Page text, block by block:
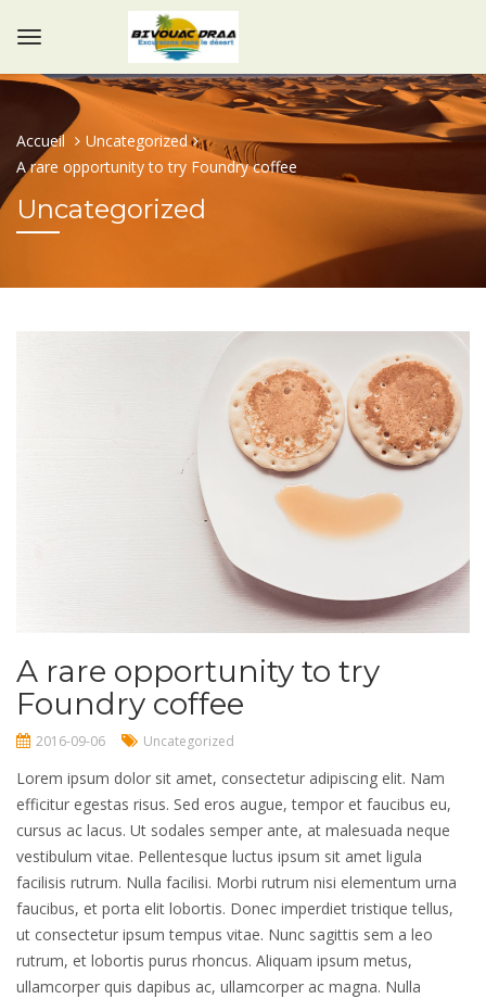
Accueil
Uncategorized
A rare opportunity to try Foundry coffee
Uncategorized
A rare opportunity to try
Foundry coffee
2016-09-06 Uncategorized
Lorem ipsum dolor sit amet, consectetur adipiscing elit. Nam
efficitur egestas risus. Sed eros augue, tempor et faucibus eu,
cursus ac lacus. Ut sodales semper ante, at malesuada neque
vestibulum vitae. Pellentesque luctus ipsum sit amet ligula
facilisis rutrum. Nulla facilisi. Morbi rutrum nisi elementum urna
faucibus, et porta elit lobortis. Donec imperdiet tristique tellus,
ut consectetur ipsum tempus vitae. Nunc sagittis sem a leo
rutrum, et lobortis purus rhoncus. Aliquam ipsum metus,
ullamcorper quis dapibus ac, ullamcorper ac magna. Nulla